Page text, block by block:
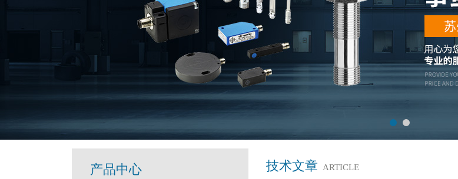
技术文章 ARTICLE
产品中心